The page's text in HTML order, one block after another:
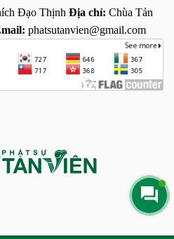
HƯỚNG PHẬT KỲ 21: VÌ SAO
CHÚ TRỌNG HOẰNG PHÁP
TẢN VIÊN
NHƯ THẾ NÀO?
TẢN VIÊN
HƯỚNG PHẬT KỲ 19: TẠ MỘ
Đạo Thịnh Địa chỉ: Chùa Tản
phatsutanvien@gmail.com